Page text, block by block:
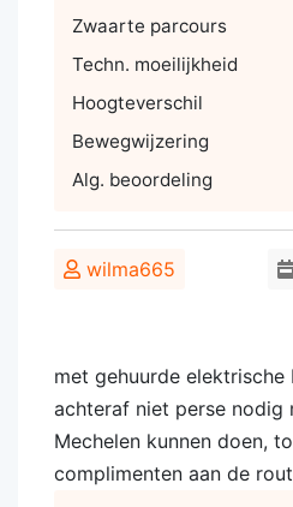
Zwaarte parcours
Techn. moeilijkheid
Hoogteverschil
Bewegwijzering
Alg. beoordeling
wilma665
met gehuurde elektrische
achteraf niet perse nodig
Mechelen kunnen doen,
complimenten aan de